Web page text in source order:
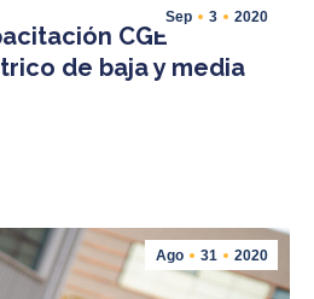
Sep 3 2020
CGE
de baja y media
Ago 31 2020